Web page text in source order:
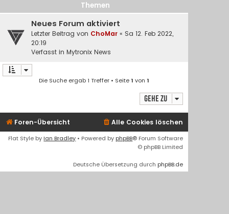
Themen
Neues Forum aktiviert
Letzter Beitrag von ChoMar « Sa 12. Feb 2022,
20:19
Verfasst in Mytronix News
Die Suche ergab 1 Treffer • Seite1 von1
Gehe zu
Foren-Übersicht Alle Cookies löschen
Flat Style by Ian Bradley • Powered by phpBB® Forum Software
© phpBB Limited
Deutsche Übersetzung durch phpBB.de